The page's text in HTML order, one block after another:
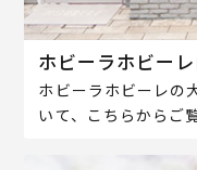
ホビーラホビー
ホビーラホビーレの
いて、こちらからご